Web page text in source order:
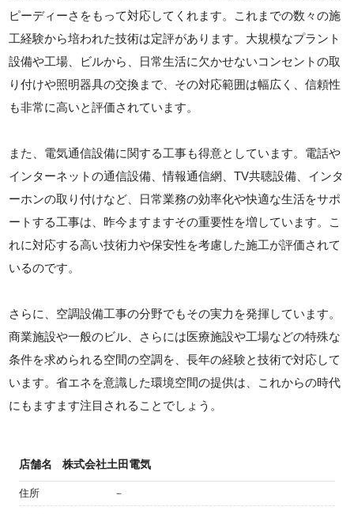
ピーディーさをもって対応してくれます。これまでの数々の施
工経験から培われた技術は定評があります。大規模なプラント
設備や工場、ビルから、日常生活に欠かせないコンセントの取
り付けや照明器具の交換まで、その対応範囲は幅広く、信頼性
も非常に高いと評価されています。
また、電気通信設備に関する工事も得意としています。電話や
インターネットの通信設備、情報通信網、TV共聴設備、インタ
ーホンの取り付けなど、日常業務の効率化や快適な生活をサポ
ートする工事は、昨今ますますその重要性を増しています。こ
れに対応する高い技術力や保安性を考慮した施工が評価されて
いるのです。
さらに、空調設備工事の分野でもその実力を発揮しています。
商業施設や一般のビル、さらには医療施設や工場などの特殊な
条件を求められる空間の空調を、長年の経験と技術で対応して
います。省エネを意識した環境空間の提供は、これからの時代
にもますます注目されることでしょう。
店舗名 株式会社土田電気
住所 －